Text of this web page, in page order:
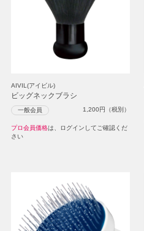
AIVIL(アイビル)
ビッグネックブラシ
一般会員 1,200円（税別）
プロ会員価格は、ログインしてご確認くだ
さい